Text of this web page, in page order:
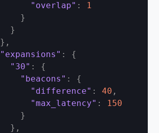
"overlap" :
1
}
}
} ,
"expansions" :
{
"30" :
{
"beacons" :
{
"difference" : 40 ,
"max_latency" :
150
}
} ,